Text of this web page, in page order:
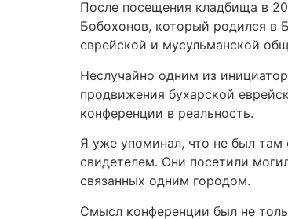
После посещения кладбища в
Бобохонов, который родился в
еврейской и мусульманской
Неслучайно одним из
продвижения бухарской
конференции в реальность.
Я уже упоминал, что не был
свидетелем. Они посетили
связанных одним городом.
Смысл конференции был не